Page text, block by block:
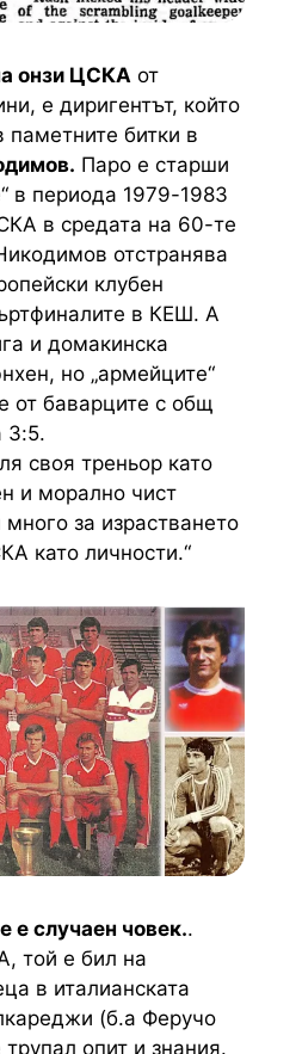
онзи ЦСКА от
е диригентът, който
паметните битки в
Паро е старши
в периода 1979-1983
в средата на 60-те
отстранява
клубен
в КЕШ. А
и домакинска
но „армейците“
от баварците с общ
3:5.
своя треньор като
и морално чист
за израстването
като личности.“
е случаен човек..
той е бил на
в италианската
(б.а Феручо
опит и знания.